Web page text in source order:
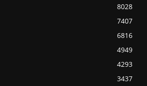
8028
7407
6816
4949
4293
3437